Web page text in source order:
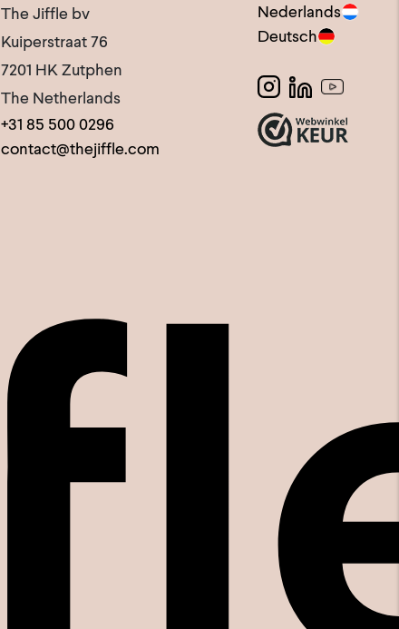
The Jiffle bv
Kuiperstraat 76
7201 HK Zutphen
The Netherlands
+31 85 500 0296
contact@thejiffle.com
Nederlands
Deutsch